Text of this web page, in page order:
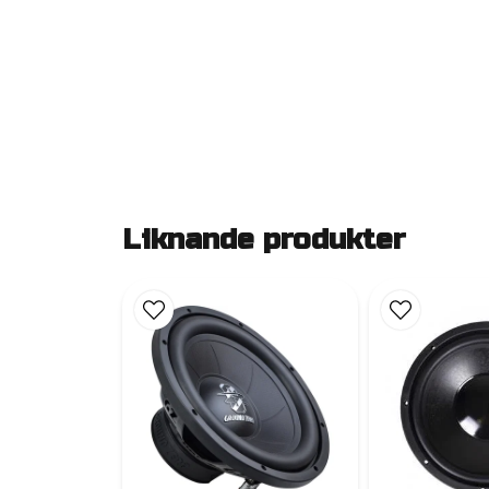
Liknande produkter